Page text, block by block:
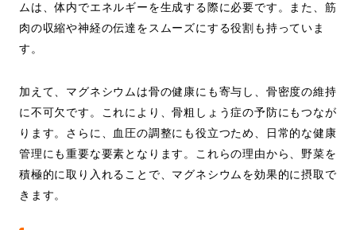
ムは、体内でエネルギーを生成する際に必要です。また、筋
肉の収縮や神経の伝達をスムーズにする役割も持っていま
す。
加えて、マグネシウムは骨の健康にも寄与し、骨密度の維持
に不可欠です。これにより、骨粗しょう症の予防にもつなが
ります。さらに、血圧の調整にも役立つため、日常的な健康
管理にも重要な要素となります。これらの理由から、野菜を
積極的に取り入れることで、マグネシウムを効果的に摂取で
きます。